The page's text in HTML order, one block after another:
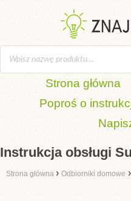
Strona główna
Poproś o
Instrukcja obsługi
Strona główna › Odbiorniki domowe ›